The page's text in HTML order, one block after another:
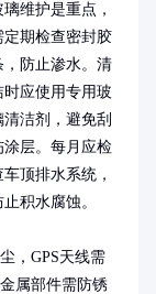
璃维护是重点，
定期检查密封胶
，防止渗水。清
时应使用专用玻
清洁剂，避免刮
涂层。每月应检
车顶排水系统，
止积水腐蚀。
，GPS天线需
属部件需防锈